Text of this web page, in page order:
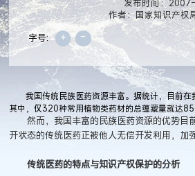
发布时间：
作者：国家知识产权
字号:
+ -
我国传统民族医药资源丰富。据统计，目前在
其中，仅320种常用植物类药材的总蕴藏量就达
然而，我国丰富的民族医药资源的优势目
开状态的传统医药正被他人无偿开发利用，加
传统医药的特点与知识产权保护的分析